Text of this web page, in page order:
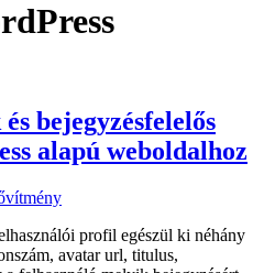
bejegyzésfelelős
alapú weboldalhoz
profil egészül ki néhány
avatar url, titulus,